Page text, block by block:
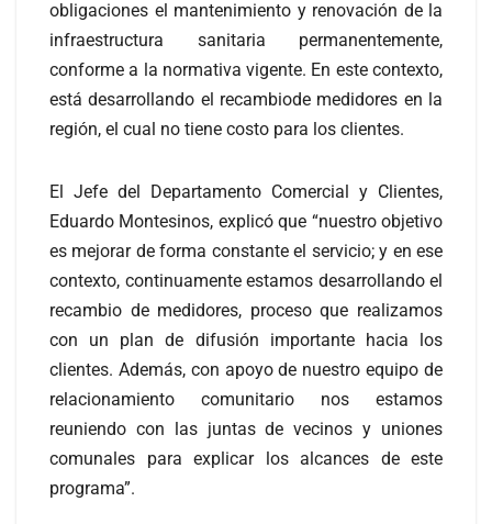
obligaciones el mantenimiento y renovación de la
infraestructura sanitaria permanentemente,
conforme a la normativa vigente. En este contexto,
está desarrollando el recambiode medidores en la
región, el cual no tiene costo para los clientes.
El Jefe del Departamento Comercial y Clientes,
Eduardo Montesinos, explicó que “nuestro objetivo
es mejorar de forma constante el servicio; y en ese
contexto, continuamente estamos desarrollando el
recambio de medidores, proceso que realizamos
con un plan de difusión importante hacia los
clientes. Además, con apoyo de nuestro equipo de
relacionamiento comunitario nos estamos
reuniendo con las juntas de vecinos y uniones
comunales para explicar los alcances de este
programa”.